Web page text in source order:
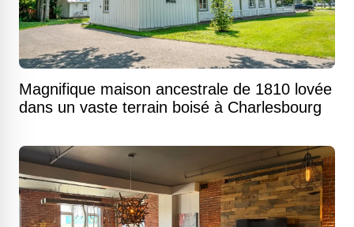
Magnifique maison ancestrale de 1810 lovée
dans un vaste terrain boisé à Charlesbourg